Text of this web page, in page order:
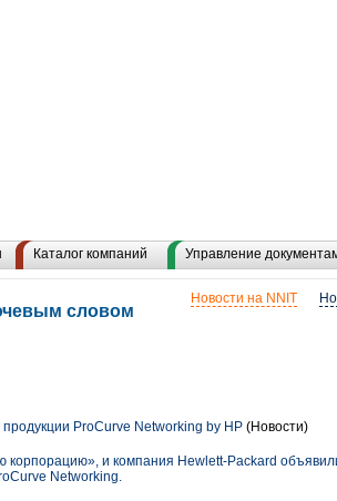
Каталог компаний Управление
Новости на NNIT
словом
ProCurve Networking by HP (Новости)
и компания Hewlett-Packard
Networking.